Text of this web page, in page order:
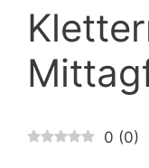
0 (0)